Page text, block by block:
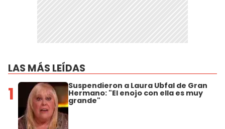
LAS MÁS LEÍDAS
1 Suspendieron a Laura Ubfal de Gran
Hermano: "El enojo con ella es muy
grande"